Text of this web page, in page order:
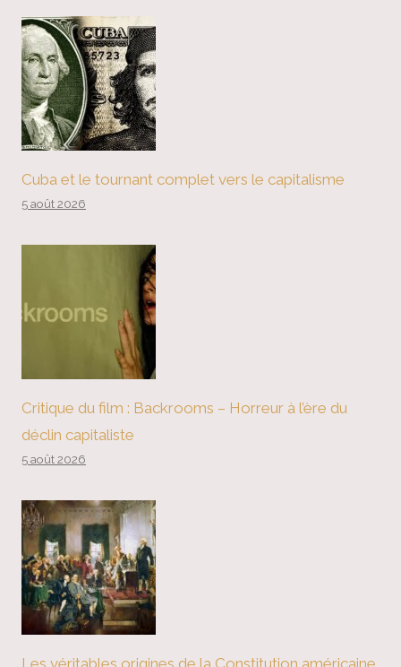
Cuba et le tournant complet vers le capitalisme
5 août 2026
Critique du film : Backrooms – Horreur à l’ère du
déclin capitaliste
5 août 2026